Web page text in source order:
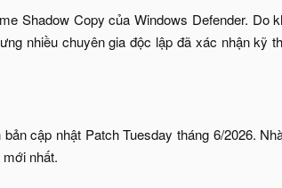
Shadow Copy của Windows Defender. Do
nhiều chuyên gia độc lập đã xác nhận kỹ
cập nhật Patch Tuesday tháng 6/2026.
nhất.